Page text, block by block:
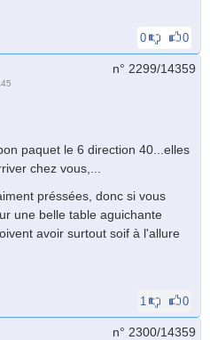
0 0
n° 2299/14359
paquet le 6 direction 40...elles
chez vous,...
préssées, donc si vous
une belle table aguichante
avoir surtout soif à l'allure
1 0
n° 2300/14359